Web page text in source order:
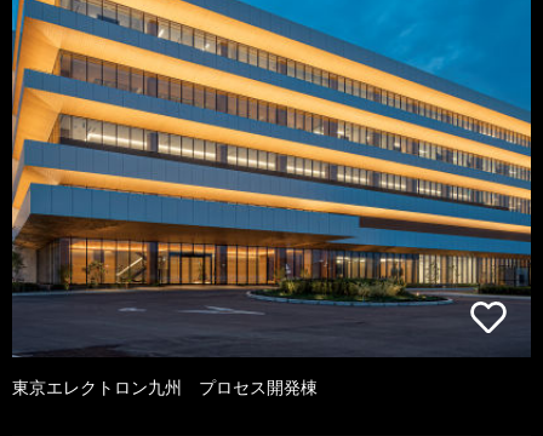
東京エレクトロン九州 プロセス開発棟